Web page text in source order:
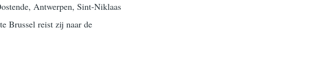
Antwerpen, Sint-Niklaas
Brussel reist zij naar de